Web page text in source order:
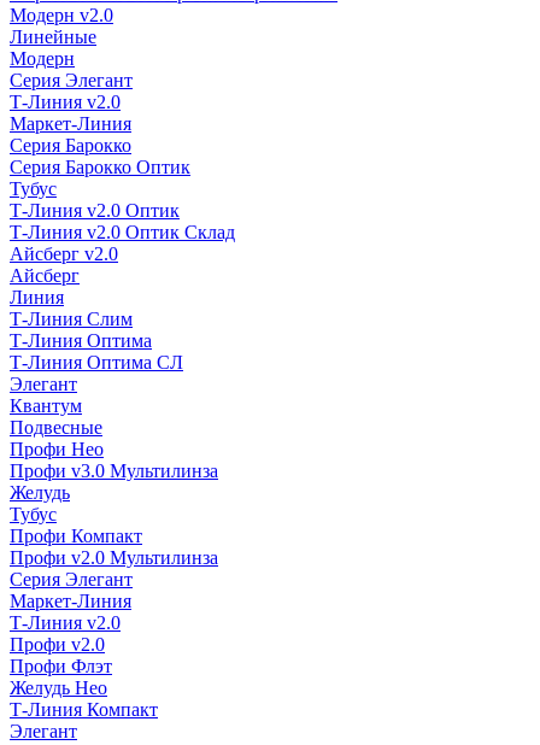
Модерн v2.0
Линейные
Модерн
Серия Элегант
Т-Линия v2.0
Маркет-Линия
Серия Барокко
Серия Барокко Оптик
Тубус
Т-Линия v2.0 Оптик
Т-Линия v2.0 Оптик Склад
Айсберг v2.0
Айсберг
Линия
Т-Линия Слим
Т-Линия Оптима
Т-Линия Оптима СЛ
Элегант
Квантум
Подвесные
Профи Нео
Профи v3.0 Мультилинза
Желудь
Тубус
Профи Компакт
Профи v2.0 Мультилинза
Серия Элегант
Маркет-Линия
Т-Линия v2.0
Профи v2.0
Профи Флэт
Желудь Нео
Т-Линия Компакт
Элегант